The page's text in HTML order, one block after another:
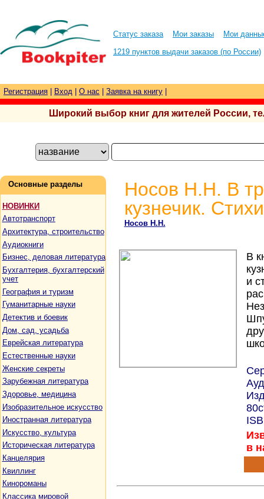
Статус заказа Мои заказы
Мои
1219 пунктов выдачи заказов (по России)
Регистрация Вход О нас Заявка на книгу
Широкий выбор книг для жителей России,
Основные разделы
НОВИНКИ
Автотранспорт
Архитектура, строительство
Аудиокниги
Бизнес, деловая литература
Бухгалтерия, бухгалтерский
учет
География и туризм
Гуманитарные науки
Детектив и боевик
Дом, сад, усадьба
Еврейская литература
Естественные науки
Женские секреты
Зарубежная литература
Здоровье, медицина
Изобразительное искусство
Иностранная литература
Искусство, культура
Историческая литература
Канцелярия
Квиллинг
Кинороманы
Классика мировой
Носов Н.Н. В
кузнечик. Стихи
Носов Н.Н.
В
и
в